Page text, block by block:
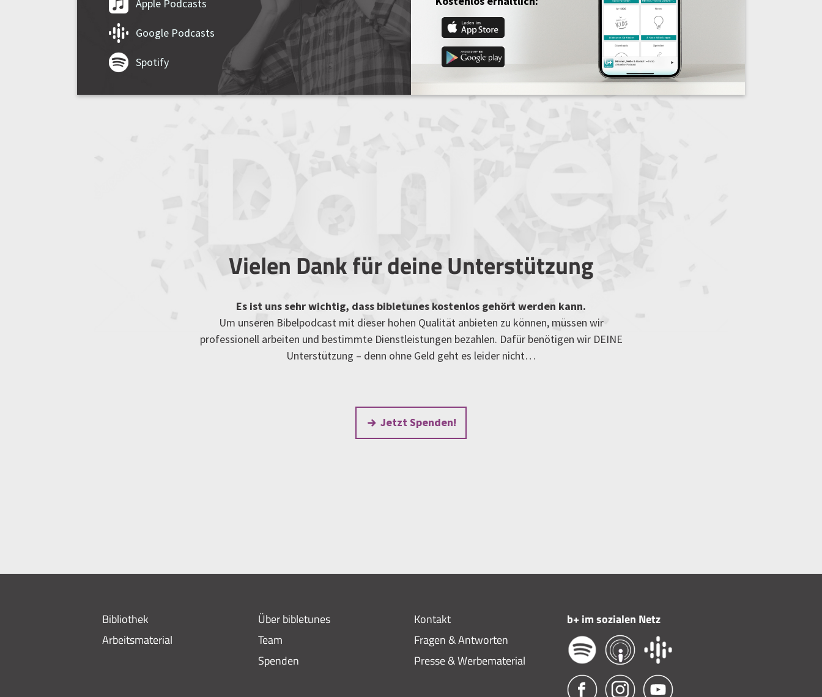
Apple Podcasts
Google Podcasts
Spotify
Vielen Dank für deine Unterstützung
Es ist uns sehr wichtig, dass bibletunes kostenlos gehört werden kann.
Um unseren Bibelpodcast mit dieser hohen Qualität anbieten zu können, müssen wir
professionell arbeiten und bestimmte Dienstleistungen bezahlen. Dafür benötigen wir DEINE
Unterstützung – denn ohne Geld geht es leider nicht…
Jetzt Spenden!
Bibliothek
Arbeitsmaterial
Über bibletunes
Team
Spenden
Kontakt
Fragen & Antworten
Presse & Werbematerial
b+ im sozialen Netz